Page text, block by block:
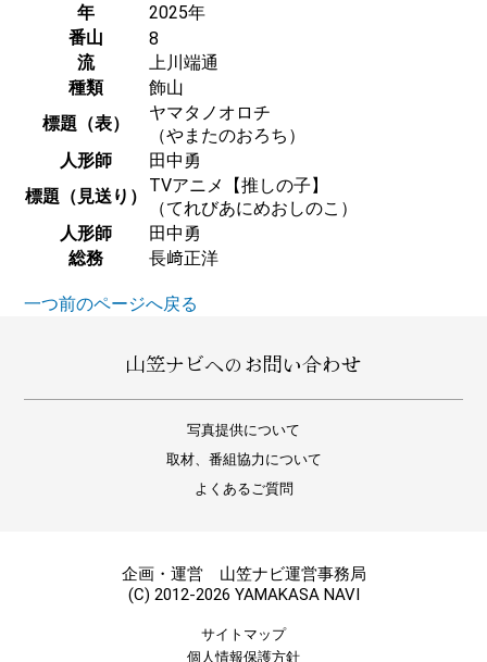
年
2025年
番山
8
流
上川端通
種類
飾山
標題（表）
ヤマタノオロチ
（やまたのおろち）
人形師
田中勇
標題（見送り）
TVアニメ【推しの子】
（てれびあにめおしのこ）
人形師
田中勇
総務
長﨑正洋
一つ前のページへ戻る
山笠ナビへのお問い合わせ
写真提供について
取材、番組協力について
よくあるご質問
企画・運営 山笠ナビ運営事務局
(C) 2012-2026 YAMAKASA NAVI
サイトマップ
個人情報保護方針